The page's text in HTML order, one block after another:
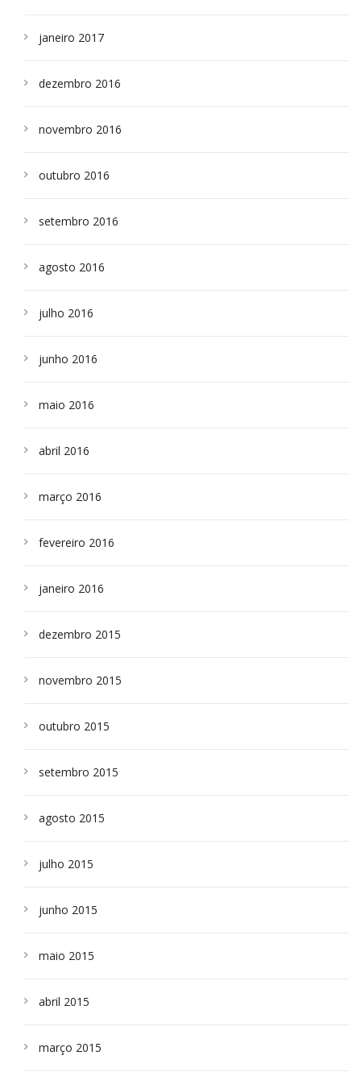
janeiro 2017
dezembro 2016
novembro 2016
outubro 2016
setembro 2016
agosto 2016
julho 2016
junho 2016
maio 2016
abril 2016
março 2016
fevereiro 2016
janeiro 2016
dezembro 2015
novembro 2015
outubro 2015
setembro 2015
agosto 2015
julho 2015
junho 2015
maio 2015
abril 2015
março 2015